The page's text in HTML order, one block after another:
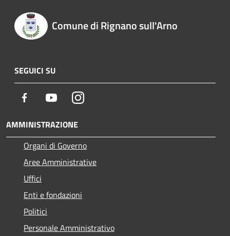
Comune di Rignano sull'Arno
SEGUICI SU
Facebook YoutubeInstagram
AMMINISTRAZIONE
Organi di Governo
Aree Amministrative
Uffici
Enti e fondazioni
Politici
Personale Amministrativo